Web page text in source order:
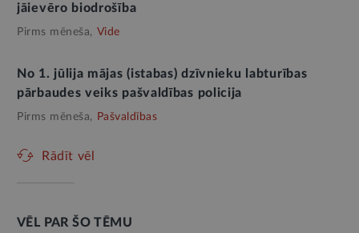
jāievēro biodrošība
Pirms mēneša, Vide
No 1. jūlija mājas (istabas) dzīvnieku labturības
pārbaudes veiks pašvaldības policija
Pirms mēneša, Pašvaldības
Rādīt vēl
VĒL PAR ŠO TĒMU